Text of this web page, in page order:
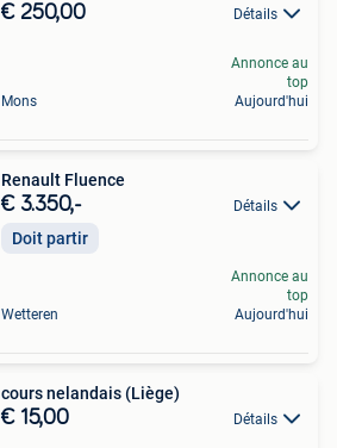
€ 250,00 Détails
Mons
Annonce au
top
Aujourd'hui
Renault Fluence
€ 3.350,- Détails
Doit partir
Wetteren
Annonce au
top
Aujourd'hui
cours nelandais (Liège)
€ 15,00 Détails